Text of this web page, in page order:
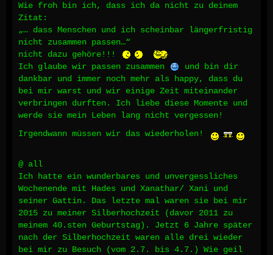
Wie froh bin ich, dass ich da nicht zu deinem
Zitat:
„… dass Menschen und ich scheinbar längerfristig
nicht zusammen passen…“
nicht dazu gehöre!!!
Ich glaube wir passen zusammen
und bin dir
dankbar und immer noch mehr als happy, dass du
bei mir warst und wir einige Zeit miteinander
verbringen durften. Ich liebe diese Momente und
werde sie mein Leben lang nicht vergessen!
Irgendwann müssen wir das wiederholen!
@ all
Ich hatte ein wunderbares und unvergessliches
Wochenende mit Hades und Xanathar/ Xani und
seiner Gattin. Das letzte mal waren sie bei mir
2015 zu meiner Silberhochzeit (davor 2011 zu
meinem 40.sten Geburtstag). Jetzt 6 Jahre später
nach der Silberhochzeit waren alle drei wieder
bei mir zu Besuch (vom 2.7. bis 4.7.) Wie geil